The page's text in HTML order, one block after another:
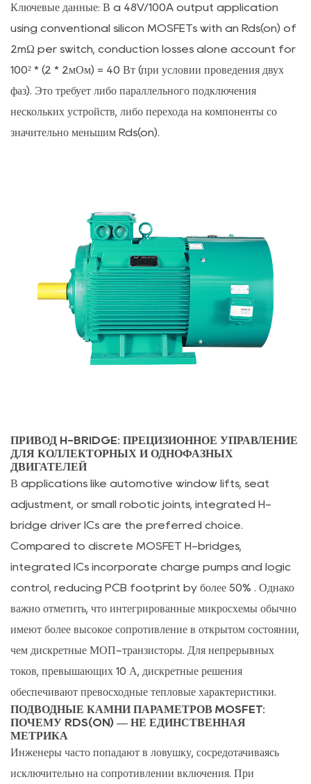
2.1
Компромисс
между
зарядом
затвора
восстановление
корпусного
основная
причина
разрыва
между
низкой
и
высокой
стороной
проектирования
схем
начальной
загрузки
3.2
Реальное
влияние
мертвого
Ключевые данные: В a 48V/100A output application
using conventional silicon MOSFETs with an Rds(on) of
2mΩ per switch, conduction losses alone account for
100² * (2 * 2мОм) = 40 Вт (при условии проведения двух
фаз). Это требует либо параллельного подключения
нескольких устройств, либо перехода на компоненты со
значительно меньшим Rds(on).
ПРИВОД H-BRIDGE: ПРЕЦИЗИОННОЕ УПРАВЛЕНИЕ
ДЛЯ КОЛЛЕКТОРНЫХ И ОДНОФАЗНЫХ
ДВИГАТЕЛЕЙ
В applications like automotive window lifts, seat
adjustment, or small robotic joints, integrated H-
bridge driver ICs are the preferred choice.
Compared to discrete MOSFET H-bridges,
integrated ICs incorporate charge pumps and logic
control, reducing PCB footprint by более 50% . Однако
важно отметить, что интегрированные микросхемы обычно
имеют более высокое сопротивление в открытом состоянии,
чем дискретные МОП-транзисторы. Для непрерывных
токов, превышающих 10 А, дискретные решения
обеспечивают превосходные тепловые характеристики.
ПОДВОДНЫЕ КАМНИ ПАРАМЕТРОВ MOSFET:
ПОЧЕМУ RDS(ON) — НЕ ЕДИНСТВЕННАЯ
МЕТРИКА
Инженеры часто попадают в ловушку, сосредотачиваясь
исключительно на сопротивлении включения. При